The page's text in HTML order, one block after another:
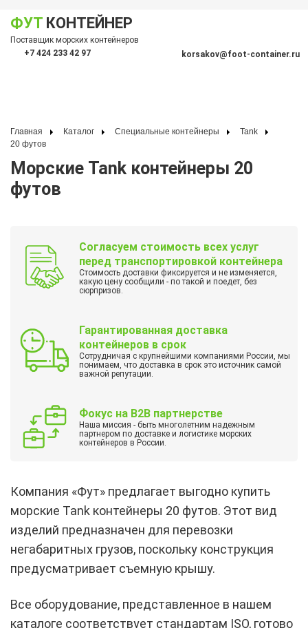
ФУТ КОНТЕЙНЕР
Поставщик морских контейнеров
+7 424 233 42 97
korsakov@foot-container.ru
Главная Каталог Специальные контейнеры
Tank
20 футов
Морские Tank контейнеры 20
футов
Согласуем стоимость всех услуг
перед транспортировкой контейнера
Стоимость доставки фиксируется и не изменяется,
какую цену сообщили - по такой и поедет, без
сюрпризов.
Гарантированная доставка
контейнеров в срок
Сотрудничая с крупнейшими компаниями России, мы
понимаем, что доставка в срок это источник самой
важной репутации.
Фокус на B2B партнерстве
Наша миссия - быть многолетним надежным
партнером по доставке и логистике морских
контейнеров в России.
Компания «Фут» предлагает выгодно купить
морские Tank контейнеры 20 футов. Этот вид
изделий предназначен для перевозки
негабаритных грузов, поскольку конструкция
предусматривает съемную крышу.
Все оборудование, представленное в нашем
каталоге соответствует стандартам ISO, готово
меню